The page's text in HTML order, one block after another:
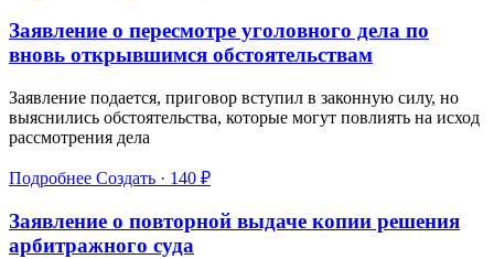
Заявление о пересмотре уголовного дела по
вновь открывшимся обстоятельствам
Заявление подается, приговор вступил в законную силу, но
выяснились обстоятельства, которые могут повлиять на исход
рассмотрения дела
Подробнее Создать · 140 ₽
Заявление о повторной выдаче копии решения
арбитражного суда